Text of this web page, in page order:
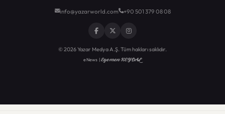
info@yazarworld.com +90 501 379 08 08
© 2026 Yazar Medya A.Ş. Tüm hakları saklıdır.
eNews |Egemen KEYDAL